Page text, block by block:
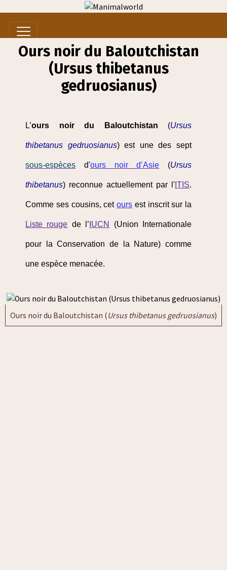
Ours noir du Baloutchistan
(Ursus thibetanus
gedruosianus)
L’ours noir du Baloutchistan (Ursus
thibetanus gedruosianus) est une des sept
sous-espèces d'ours noir d’Asie (Ursus
thibetanus) reconnue actuellement par l' ITIS.
Comme ses cousins, cet ours est inscrit sur la
Liste rouge de l’ IUCN (Union Internationale
pour la Conservation de la Nature) comme
une espèce menacée.
Ours noir du Baloutchistan (Ursus thibetanus gedruosianus)